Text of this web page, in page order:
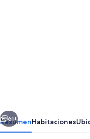
Siguiente
61+
ResumenHabitaciones